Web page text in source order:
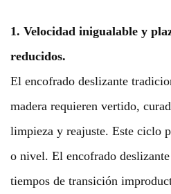
1. Velocidad inigualable y
reducidos.
El encofrado deslizante
madera requieren vertido,
limpieza y reajuste. Este ciclo
o nivel. El encofrado
tiempos de transición